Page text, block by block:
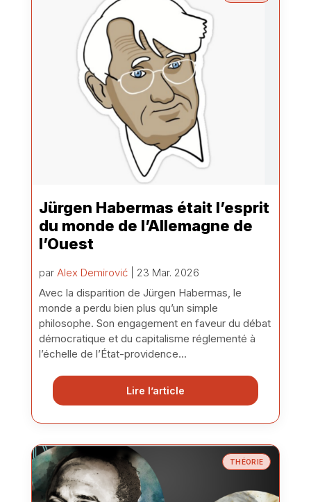
Jürgen Habermas était l’esprit
du monde de l’Allemagne de
l’Ouest
par Alex Demirović| 23 Mar. 2026
Avec la disparition de Jürgen Habermas, le
monde a perdu bien plus qu’un simple
philosophe. Son engagement en faveur du débat
démocratique et du capitalisme réglementé à
l’échelle de l’État-providence...
Lire l’article
THÉORIE